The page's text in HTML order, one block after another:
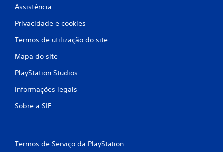
Assistência
Privacidade e cookies
Termos de utilização do site
Mapa do site
PlayStation Studios
Informações legais
Sobre a SIE
Termos de Serviço da PlayStation